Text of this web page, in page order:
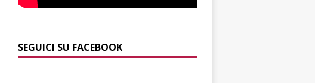
SEGUICI SU FACEBOOK